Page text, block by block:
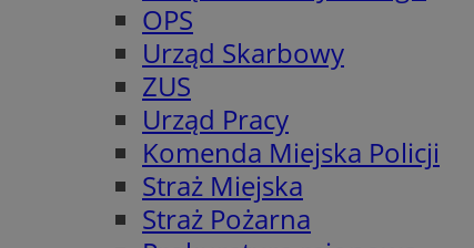
OPS
Urząd Skarbowy
ZUS
Urząd Pracy
Komenda Miejska Policji
Straż Miejska
Straż Pożarna